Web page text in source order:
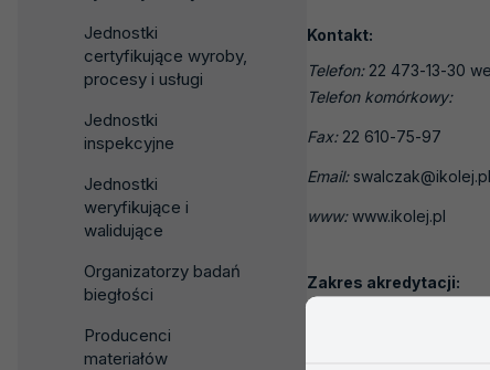
Jednostki
certyfikujące wyroby,
procesy i usługi
Jednostki
inspekcyjne
Jednostki
weryfikujące i
walidujące
Organizatorzy badań
biegłości
Producenci
materiałów
Kontakt:
Telefon:22 473-13-30
Telefon komórkowy:
Fax:22 610-75-97
Email:swalczak@ikolej.pl
www:www.ikolej.pl
Zakres akredytacji: